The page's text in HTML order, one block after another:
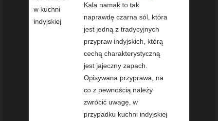
Kala namak to tak
naprawdę czarna sól, która
jest jedną z tradycyjnych
przypraw indyjskich, którą
cechą charakterystyczną
jest jajeczny zapach.
Opisywana przyprawa, na
co z pewnością należy
zwrócić uwagę, w
przypadku kuchni indyjskiej